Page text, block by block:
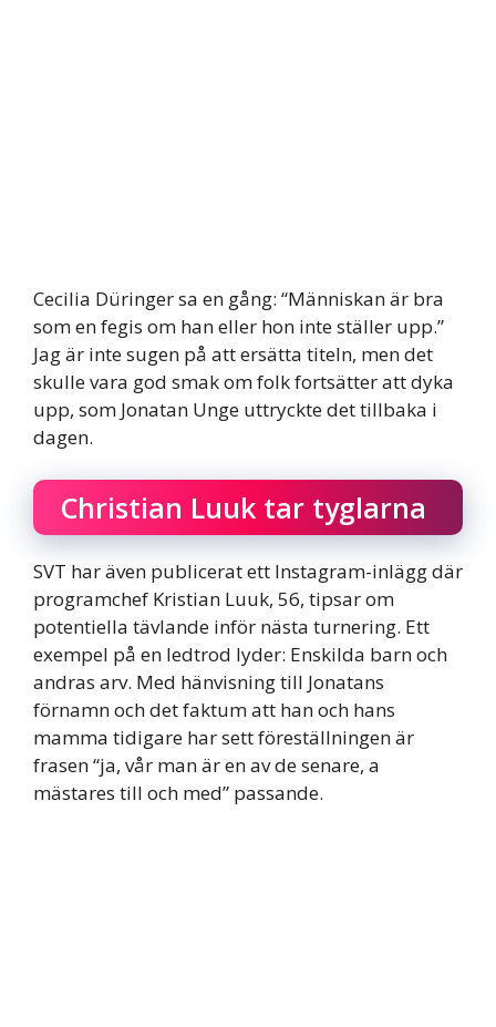
Cecilia Düringer sa en gång: “Människan är bra
som en fegis om han eller hon inte ställer upp.”
Jag är inte sugen på att ersätta titeln, men det
skulle vara god smak om folk fortsätter att dyka
upp, som Jonatan Unge uttryckte det tillbaka i
dagen.
Christian Luuk tar tyglarna
SVT har även publicerat ett Instagram-inlägg där
programchef Kristian Luuk, 56, tipsar om
potentiella tävlande inför nästa turnering. Ett
exempel på en ledtrod lyder: Enskilda barn och
andras arv. Med hänvisning till Jonatans
förnamn och det faktum att han och hans
mamma tidigare har sett föreställningen är
frasen “ja, vår man är en av de senare, a
mästares till och med” passande.